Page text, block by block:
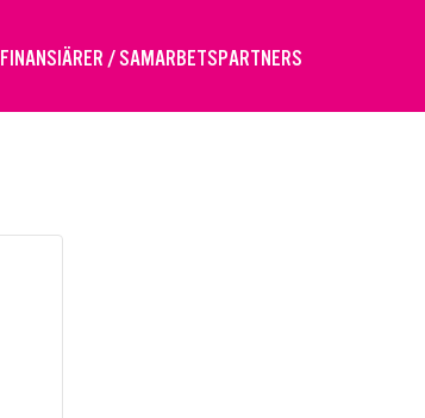
FINANSIÄRER / SAMARBETSPARTNERS